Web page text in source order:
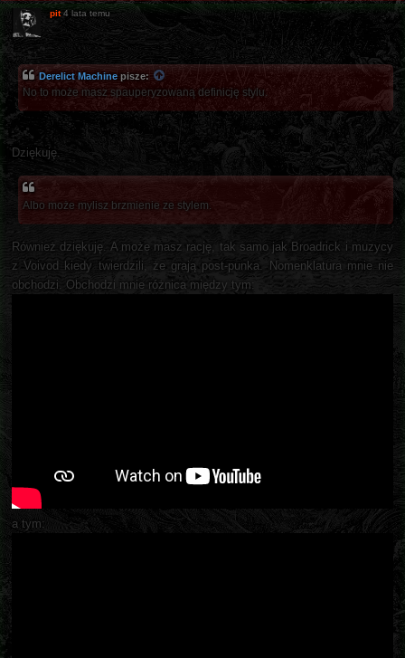
pit 4 lata temu
Derelict Machine pisze:
No to może masz spauperyzowaną definicję stylu.
Dziękuję.
Albo może mylisz brzmienie ze stylem.
Również dziękuję. A może masz rację, tak samo jak Broadrick i muzycy
z Voivod kiedy twierdzili, że grają post-punka. Nomenklatura mnie nie
obchodzi. Obchodzi mnie różnica między tym:
a tym: